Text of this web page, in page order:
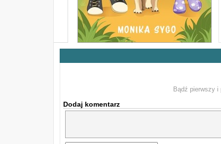
Bądź pierwszy i
Dodaj komentarz